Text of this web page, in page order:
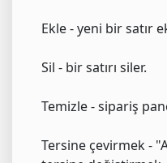
Ekle - yeni bir satır
Sil - bir satırı siler.
Temizle - sipariş
Tersine çevirmek -